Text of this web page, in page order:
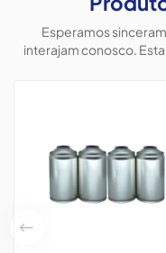
Esperamos
interajam conosco.